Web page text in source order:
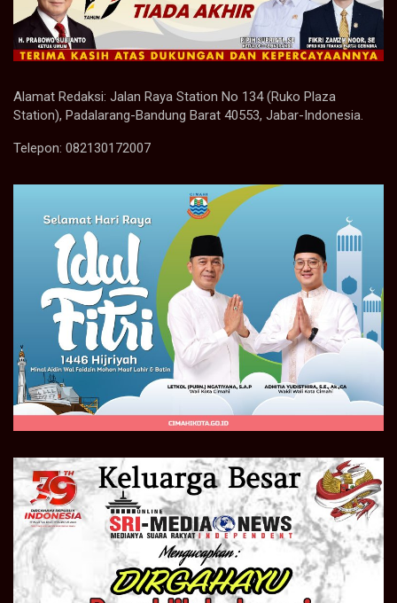
Alamat Redaksi: Jalan Raya Station No 134 (Ruko Plaza
Station), Padalarang-Bandung Barat 40553, Jabar-Indonesia.
Telepon: 082130172007